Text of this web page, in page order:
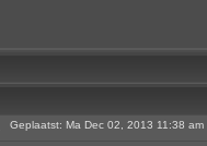
Geplaatst: Ma Dec 02, 2013 11:38